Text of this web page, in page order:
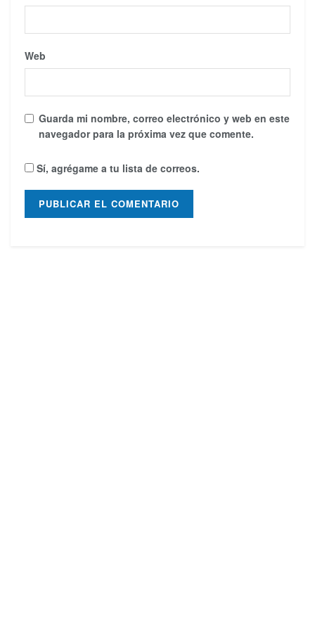
Web
Guarda mi nombre, correo electrónico y web en este
navegador para la próxima vez que comente.
Sí, agrégame a tu lista de correos.